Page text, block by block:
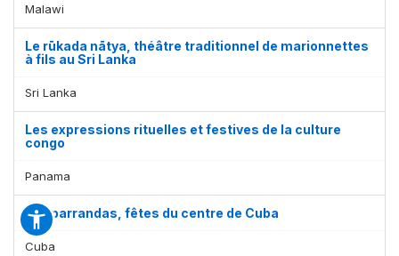
Malawi
Le rūkada nātya, théâtre traditionnel de marionnettes
à fils au Sri Lanka
Sri Lanka
Les expressions rituelles et festives de la culture
congo
Panama
Les parrandas, fêtes du centre de Cuba
Cuba